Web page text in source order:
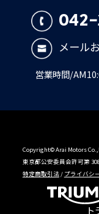
メール
営業時間/
Copyright© Arai Motors
東京都公安委員会許可第
特定商取引法/ プライバシ
ト